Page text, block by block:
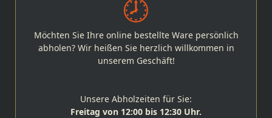
Möchten Sie Ihre online bestellte Ware persönlich
abholen? Wir heißen Sie herzlich willkommen in
unserem Geschäft!
Unsere Abholzeiten für Sie:
Freitag von 12:00 bis 12:30 Uhr.